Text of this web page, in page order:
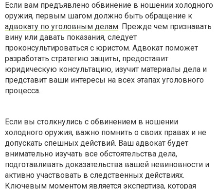
Если вам предъявлено обвинение в ношении холодного
оружия, первым шагом должно быть обращение к
адвокату по уголовным делам. Прежде чем признавать
вину или давать показания, следует
проконсультироваться с юристом. Адвокат поможет
разработать стратегию защиты, предоставит
юридическую консультацию, изучит материалы дела и
представит ваши интересы на всех этапах уголовного
процесса.
Если вы столкнулись с обвинением в ношении
холодного оружия, важно помнить о своих правах и не
допускать спешных действий. Ваш адвокат будет
внимательно изучать все обстоятельства дела,
подготавливать доказательства вашей невиновности и
активно участвовать в следственных действиях.
Ключевым моментом является экспертиза, которая